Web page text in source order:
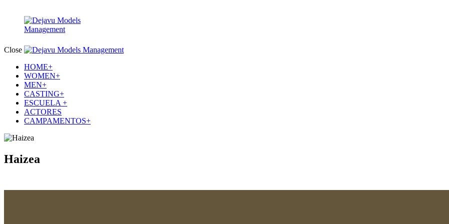
Close
HOME+
WOMEN+
MEN+
CASTING+
ESCUELA +
ACTORES
CAMPAMENTOS+
Haizea